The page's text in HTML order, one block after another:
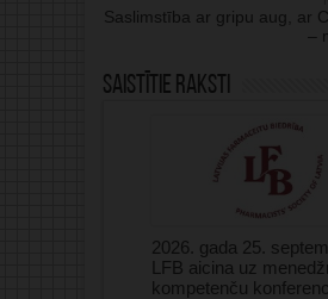
Saslimstība ar gripu aug, ar
–
Saistītie raksti
2026. gada 25.
LFB aicina uz
kompetenču